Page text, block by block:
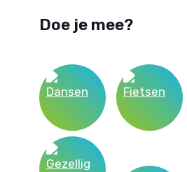
Doe je mee?